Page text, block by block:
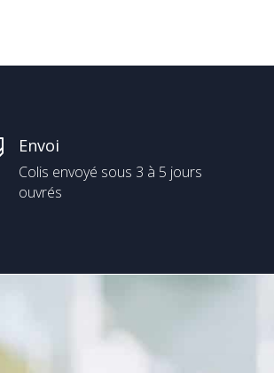
Envoi
Colis envoyé sous 3 à 5 jours
ouvrés